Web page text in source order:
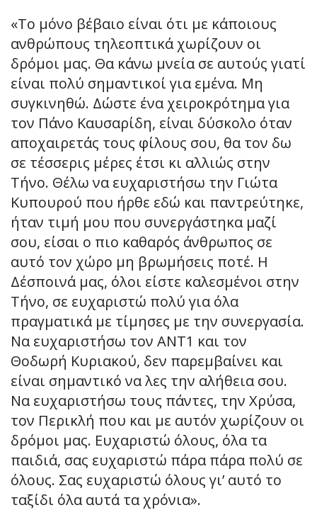
«Το μόνο βέβαιο είναι ότι με κάποιους
ανθρώπους τηλεοπτικά χωρίζουν οι
δρόμοι μας. Θα κάνω μνεία σε αυτούς γιατί
είναι πολύ σημαντικοί για εμένα. Μη
συγκινηθώ. Δώστε ένα χειροκρότημα για
τον Πάνο Καυσαρίδη, είναι δύσκολο όταν
αποχαιρετάς τους φίλους σου, θα τον δω
σε τέσσερις μέρες έτσι κι αλλιώς στην
Τήνο. Θέλω να ευχαριστήσω την Γιώτα
Κυπουρού που ήρθε εδώ και παντρεύτηκε,
ήταν τιμή μου που συνεργάστηκα μαζί
σου, είσαι ο πιο καθαρός άνθρωπος σε
αυτό τον χώρο μη βρωμήσεις ποτέ. Η
Δέσποινά μας, όλοι είστε καλεσμένοι στην
Τήνο, σε ευχαριστώ πολύ για όλα
πραγματικά με τίμησες με την συνεργασία.
Να ευχαριστήσω τον ΑΝΤ1 και τον
Θοδωρή Κυριακού, δεν παρεμβαίνει και
είναι σημαντικό να λες την αλήθεια σου.
Να ευχαριστήσω τους πάντες, την Χρύσα,
τον Περικλή που και με αυτόν χωρίζουν οι
δρόμοι μας. Ευχαριστώ όλους, όλα τα
παιδιά, σας ευχαριστώ πάρα πάρα πολύ σε
όλους. Σας ευχαριστώ όλους γι’ αυτό το
ταξίδι όλα αυτά τα χρόνια».